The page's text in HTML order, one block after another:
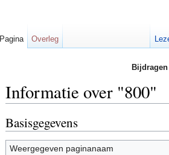
Informatie over "800"
Basisgegevens
Weergegeven paginanaam
Pagina Overleg